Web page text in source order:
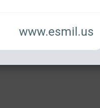
У квітні 2012 року
обладнання
решітки РКЕ0912 з
www.esmil.us